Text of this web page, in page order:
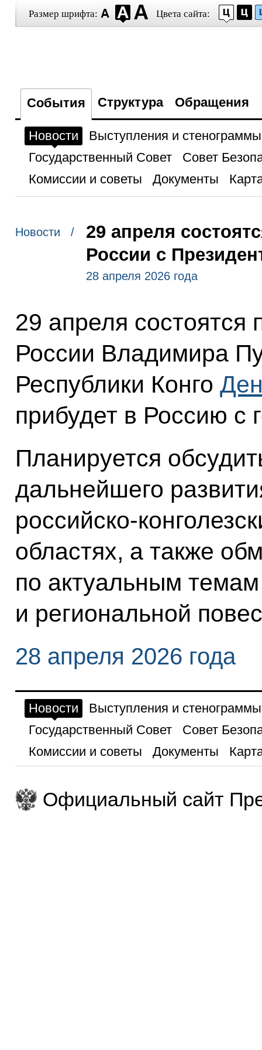
Размер шрифта: Цвета сайта:
События Структура Обращения
Новости
Выступления и стенограммы
Государственный Совет
Совет
Комиссии и советы
Документы
Новости /
29 апреля
России с
28 апреля 2026 года
29 апреля состоятся
России Владимира
Республики Конго
прибудет в Россию с
Планируется
дальнейшего
российско-
областях, а также
по актуальным
и региональной
28 апреля 2026 года
Новости
Выступления и стенограммы
Государственный Совет
Совет
Комиссии и советы
Документы
Официальный сайт